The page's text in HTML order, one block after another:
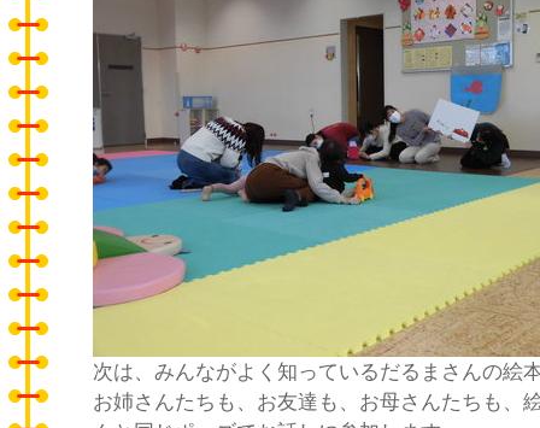
次は、みんながよく知っているだるまさんの絵
お姉さんたちも、お友達も、お母さんたちも、